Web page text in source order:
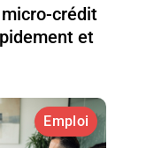
crédit
et
Emploi